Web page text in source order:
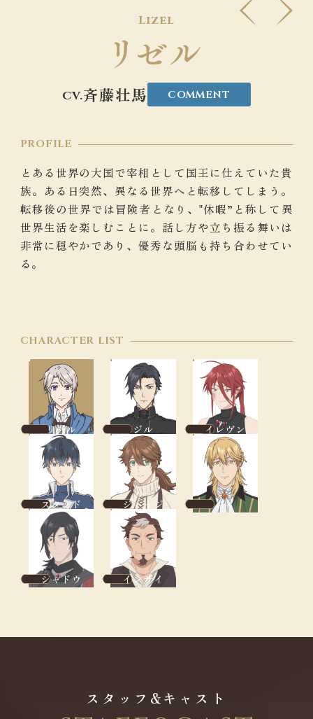
Lizel
CV.斉藤壮馬 COMMENT
PROFILE
とある世界の大国で宰相として国王に仕えていた貴
族。ある日突然、異なる世界へと転移してしまう。
転移後の世界では冒険者となり、‟休暇”と称して異
世界生活を楽しむことに。話し方や立ち振る舞いは
非常に穏やかであり、優秀な頭脳も持ち合わせてい
る。
CHARACTER LIST
リゼル ジル イレヴン
スタッド ジャッジ レイ
シャドウ インサイ
スタッフ&キャスト